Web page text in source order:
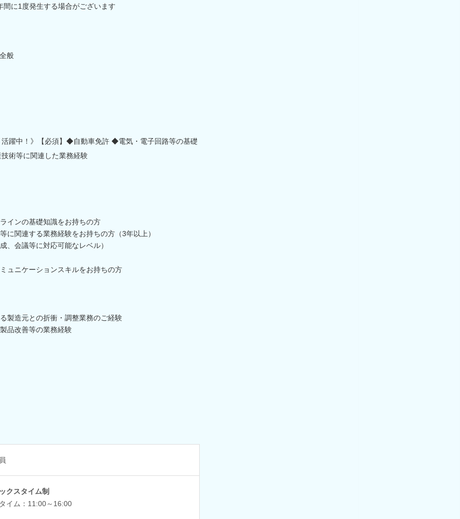
に1度発生する場合がございます
般
躍中！》【必須】◆自動車免許 ◆電気・電子回路等の基礎
術等に関連した業務経験
インの基礎知識をお持ちの方
に関連する業務経験をお持ちの方（3年以上）
、会議等に対応可能なレベル）
ュニケーションスキルをお持ちの方
製造元との折衝・調整業務のご経験
品改善等の業務経験
クスタイム制
イム：11:00～16:00